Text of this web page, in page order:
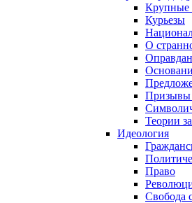
Крупные
Курьезы
О
Призывы
Теории
Идеология
Право
Свобода